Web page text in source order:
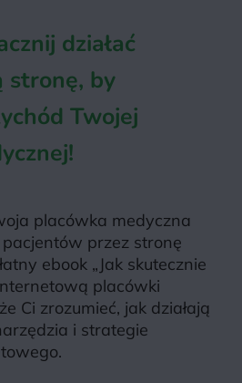
działać
stronę, by
Twojej
placówka medyczna
przez stronę
ebook „Jak skutecznie
placówki
Ci zrozumieć, jak działają
i strategie